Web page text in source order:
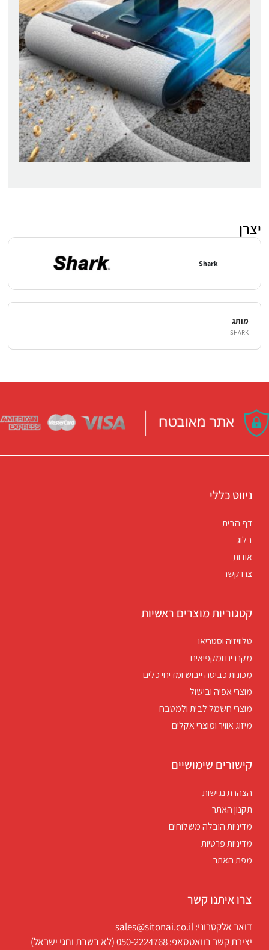
יצרן
Shark
מותג
SHARK
ניווט כללי
דף הבית
בלוג
אודות
צרו קשר
קטגוריות מוצרים ראשיות
טלוויזיה וסטריאו
מקררים ומקפיאים
מכונות כביסה ייבוש ומדיחי כלים
מוצרי אפיה ובישול
מוצרי חשמל לבית ולמטבח
מיזוג אוויר ומוצרי אקלים
קישורים שימושיים
הצהרת נגישות
תקנון האתר
מדיניות הובלה משלוחים
מדיניות פרטיות
מפת האתר
צרו איתנו קשר
דואר אלקטרוני: sales@sitonai.co.il
יצירת קשר בוואטסאפ: 050-2224768 (לא בשבת וחגי ישראל)